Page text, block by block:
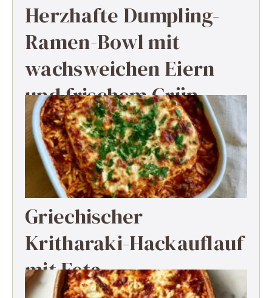
Herzhafte Dumpling-
Ramen-Bowl mit
wachsweichen Eiern
und frischem Grün
Griechischer
Kritharaki-Hackauflauf
mit Feta